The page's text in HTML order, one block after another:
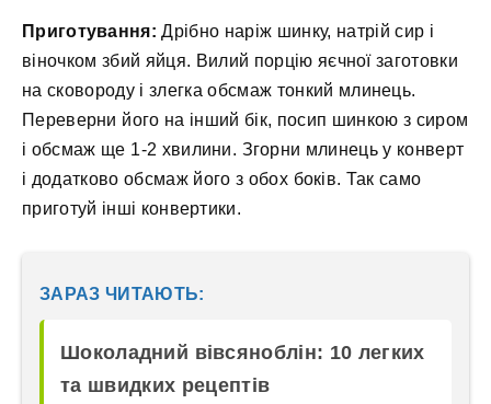
Приготування: Дрібно наріж шинку, натрій сир і
віночком збий яйця. Вилий порцію яєчної заготовки
на сковороду і злегка обсмаж тонкий млинець.
Переверни його на інший бік, посип шинкою з сиром
і обсмаж ще 1-2 хвилини. Згорни млинець у конверт
і додатково обсмаж його з обох боків. Так само
приготуй інші конвертики.
ЗАРАЗ ЧИТАЮТЬ:
Шоколадний вівсяноблін: 10 легких
та швидких рецептів